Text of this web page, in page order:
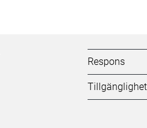
Biblioteken.fi-
alatunniste
Respons